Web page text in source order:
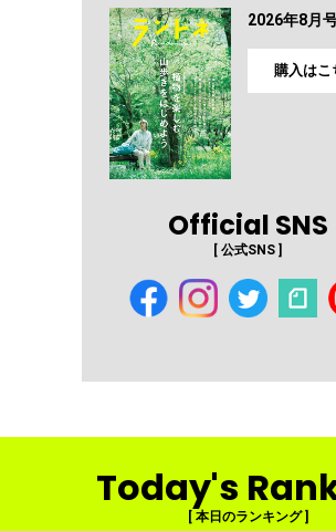
2026年8月
購入はこ
Official SNS
[ 公式SNS ]
Today's
[ 本日のランキング ]